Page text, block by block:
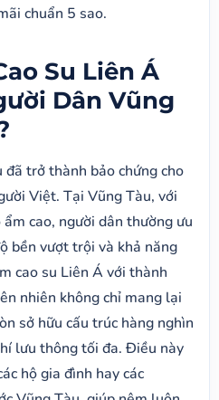
chuẩn 5 sao.
Su Liên Á
Dân Vũng
trở thành bảo chứng cho
Việt. Tại Vũng Tàu, với
cao, người dân thường ưu
bền vượt trội và khả năng
cao su Liên Á với thành
nhiên không chỉ mang lại
sở hữu cấu trúc hàng nghìn
lưu thông tối đa. Điều này
hộ gia đình hay các